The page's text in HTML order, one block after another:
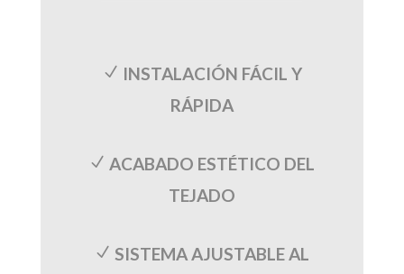
N INSTALACIÓN FÁCIL Y
RÁPIDA
N ACABADO ESTÉTICO DEL
TEJADO
N SISTEMA AJUSTABLE AL